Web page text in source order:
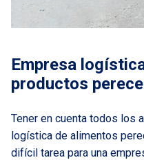
Empresa
productos
Tener en cuenta todos los
logística de alimentos
difícil tarea para una